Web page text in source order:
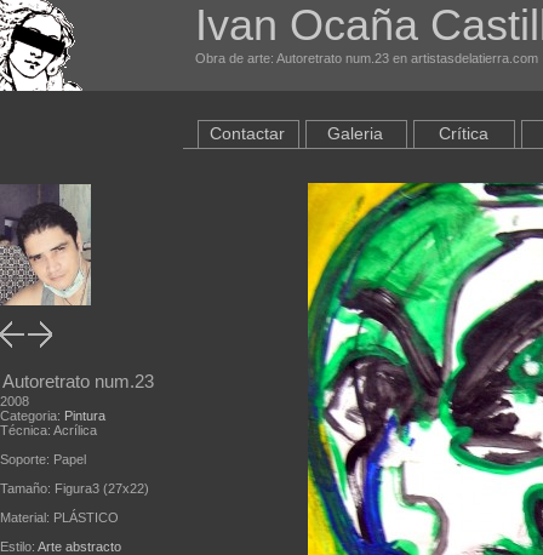
Ivan Ocaña
Obra de arte: Autoretrato num.23 en artistasdelatierra.com
Autoretrato num.23
2008
Categoria: Pintura
Técnica: Acrílica
Soporte: Papel
Tamaño: Figura3 (27x22)
Material: PLÁSTICO
Estilo: Arte abstracto
Contactar Galeria Crítica